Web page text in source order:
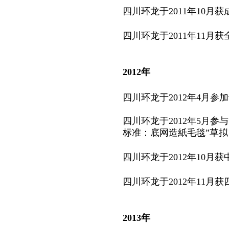
四川环龙于2011年10月
四川环龙于2011年11月
2012年
四川环龙于2012年4月参
四川环龙于2012年5月参
标准：底网造紙毛毯”草拟
四川环龙于2012年10月
四川环龙于2012年11月
2013年